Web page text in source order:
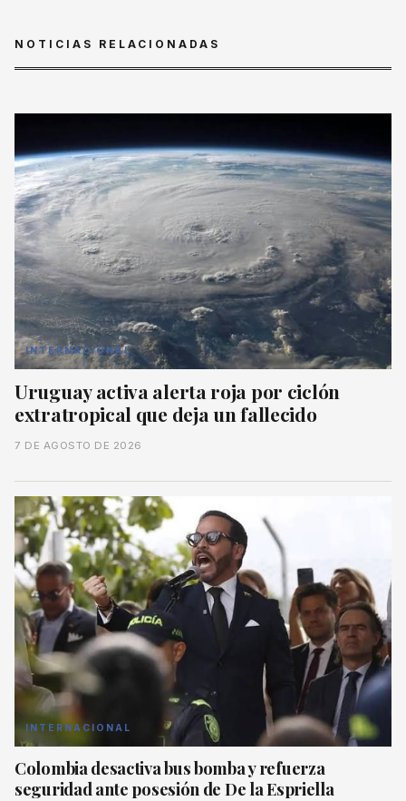
NOTICIAS RELACIONADAS
INTERNACIONAL
Uruguay activa alerta roja por ciclón
extratropical que deja un fallecido
7 DE AGOSTO DE 2026
INTERNACIONAL
Colombia desactiva bus bomba y refuerza
seguridad ante posesión de De la Espriella